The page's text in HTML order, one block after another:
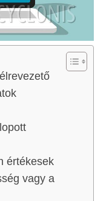
értékesek
vagy a